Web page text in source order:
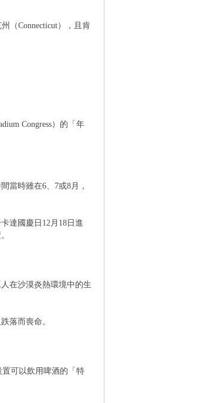
（Connecticut），且肯
Congress）的「年
當時雖在6、7或8月，
達國慶日12月18日進
在沙漠炎熱環境中的生
落而喪命。
可以飲用啤酒的「特